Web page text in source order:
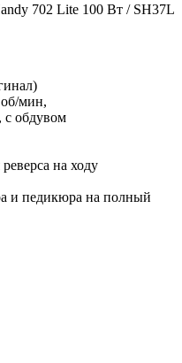
702 Lite 100 Вт / SH37L
мин,
обдувом
на ходу
и педикюра на полный